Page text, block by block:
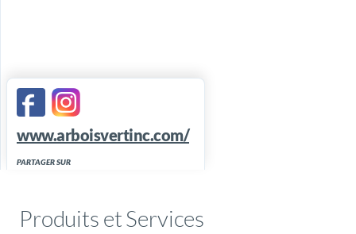
www.arboisvertinc.com/
PARTAGER SUR
Produits et Services